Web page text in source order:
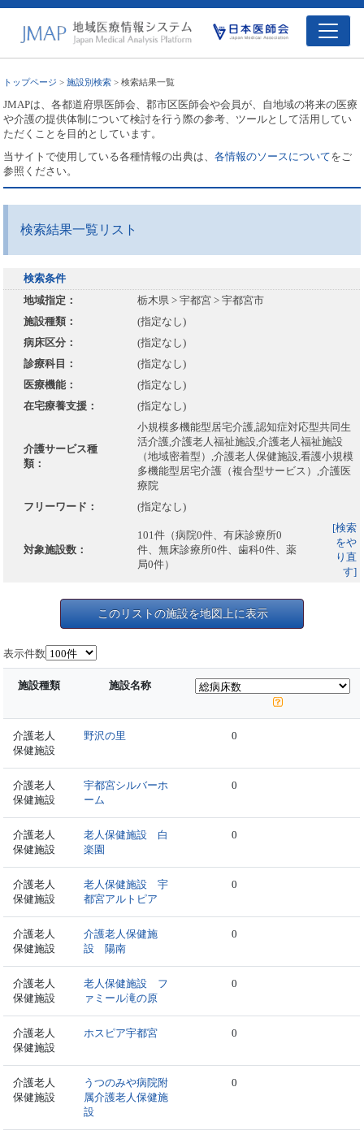
トップページ >施設別検索 > 検索結果一覧
JMAPは、各都道府県医師会、郡市区医師会や会員が、自地域の将来の医療
や介護の提供体制について検討を行う際の参考、ツールとして活用してい
ただくことを目的としています。
当サイトで使用している各種情報の出典は、各情報のソースについてをご
参照ください。
検索結果一覧リスト
検索条件
地域指定：
栃木県 > 宇都宮 > 宇都宮市
施設種類：
(指定なし)
病床区分：
(指定なし)
診療科目：
(指定なし)
医療機能：
(指定なし)
在宅療養支援：
(指定なし)
介護サービス種
類：
小規模多機能型居宅介護,認知症対応型共同生
活介護,介護老人福祉施設,介護老人福祉施設
（地域密着型）,介護老人保健施設,看護小規模
多機能型居宅介護（複合型サービス）,介護医
療院
フリーワード：
(指定なし)
対象施設数：
101件（病院0件、有床診療所0
件、無床診療所0件、歯科0件、薬
局0件）
[検索
をや
り直
す]
このリストの施設を地図上に表示
表示件数
施設種類 施設名称
介護老人
保健施設
野沢の里 0
介護老人
保健施設
宇都宮シルバーホ
ーム
0
介護老人
保健施設
老人保健施設 白
楽園
0
介護老人
保健施設
老人保健施設 宇
都宮アルトピア
0
介護老人
保健施設
介護老人保健施
設 陽南
0
介護老人
保健施設
老人保健施設 フ
ァミール滝の原
0
介護老人
保健施設
ホスピア宇都宮 0
介護老人
保健施設
うつのみや病院附
属介護老人保健施
設
0